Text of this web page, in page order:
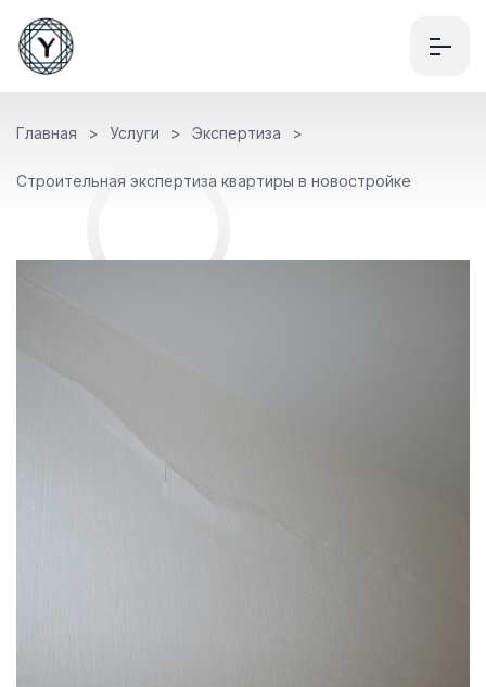
Главная Услуги Экспертиза
Строительная экспертиза квартиры в новостройке